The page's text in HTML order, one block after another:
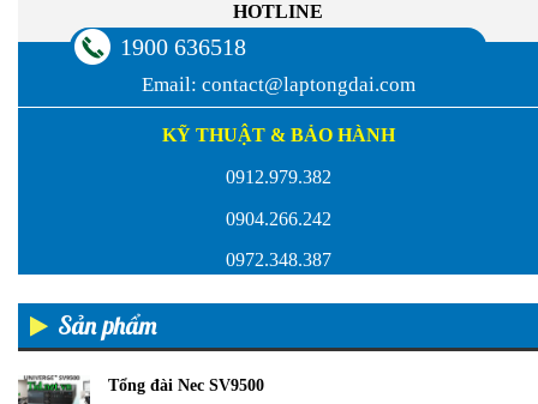
HOTLINE
1900 636518
Email: contact@laptongdai.com
KỸ THUẬT & BẢO HÀNH
0912.979.382
0904.266.242
0972.348.387
Sản phẩm
Tổng đài Nec SV9500